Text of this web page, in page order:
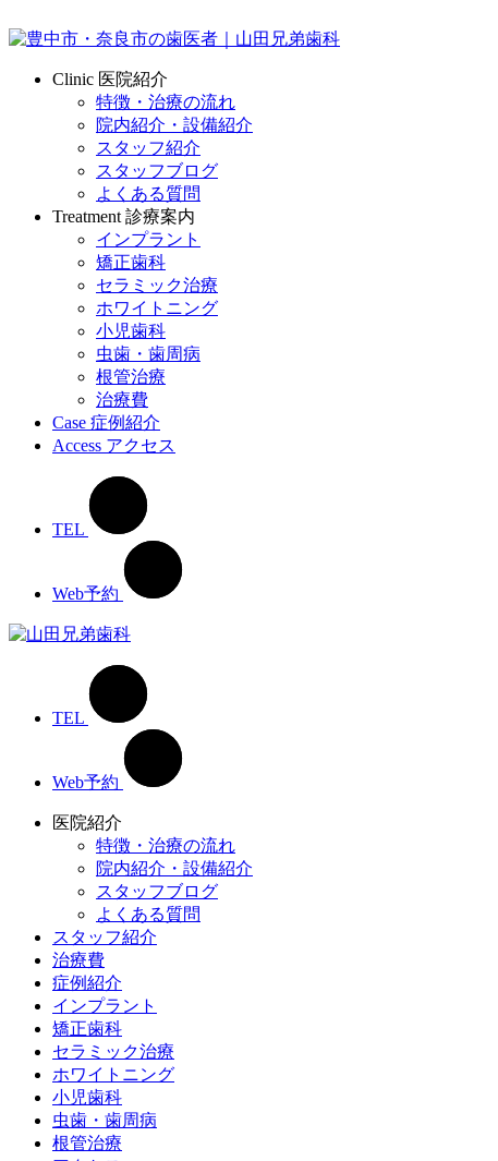
Clinic 医院紹介
特徴・治療の流れ
院内紹介・設備紹介
スタッフ紹介
スタッフブログ
よくある質問
Treatment 診療案内
インプラント
矯正歯科
セラミック治療
ホワイトニング
小児歯科
虫歯・歯周病
根管治療
治療費
Case 症例紹介
Access アクセス
TEL
Web予約
TEL
Web予約
医院紹介
特徴・治療の流れ
院内紹介・設備紹介
スタッフブログ
よくある質問
スタッフ紹介
治療費
症例紹介
インプラント
矯正歯科
セラミック治療
ホワイトニング
小児歯科
虫歯・歯周病
根管治療